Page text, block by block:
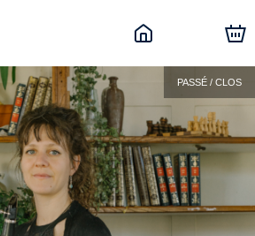
PASSÉ / CLOS